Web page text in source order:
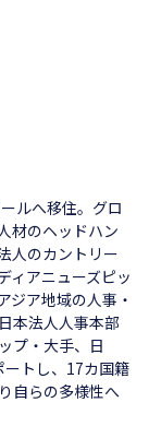
ルへ移住。グロ
材のヘッドハン
人のカントリー
ィアニューズピッ
ジア地域の人事・
本法人人事本部
プ・大手、日
トし、17カ国籍
自らの多様性へ